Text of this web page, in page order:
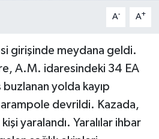
A- A+
girişinde meydana geldi.
A.M. idaresindeki 34 EA
yolda kayıp
devrildi. Kazada,
yaralandı. Yaralılar ihbar